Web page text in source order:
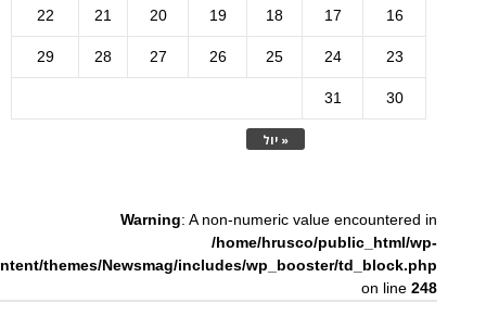
« יול
16
17
18
19
20
21
22
23
24
25
26
27
28
29
30
31
Warning: A non-numeric value encountered in
/home/hrusco/public_html/wp-
themes/Newsmag/includes/wp_booster/td_block.php
on line248